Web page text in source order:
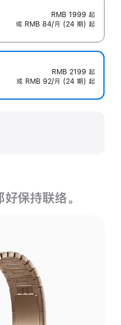
RMB 1999 起
或 RMB 84/月 (24 期) 起
RMB 2199 起
或 RMB 92/月 (24 期) 起
保持联络。